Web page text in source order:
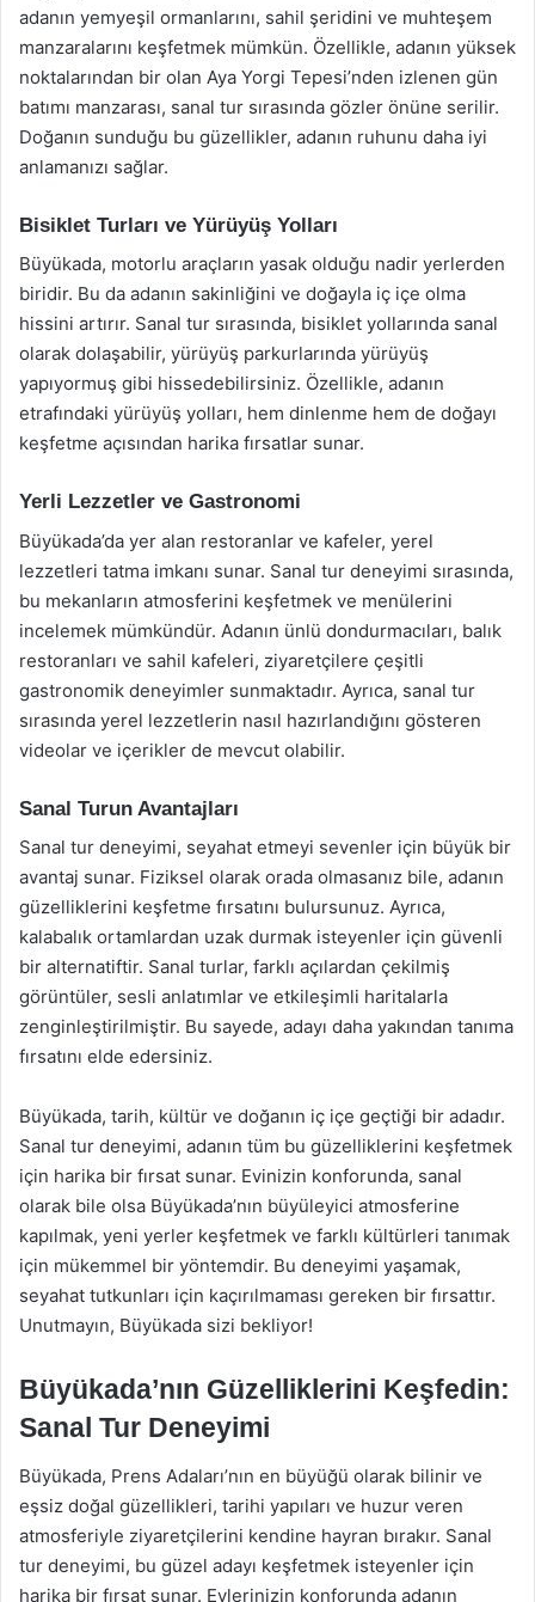
adanın yemyeşil ormanlarını, sahil şeridini ve muhteşem
manzaralarını keşfetmek mümkün. Özellikle, adanın yüksek
noktalarından bir olan Aya Yorgi Tepesi’nden izlenen gün
batımı manzarası, sanal tur sırasında gözler önüne serilir.
Doğanın sunduğu bu güzellikler, adanın ruhunu daha iyi
anlamanızı sağlar.
Bisiklet Turları ve Yürüyüş Yolları
Büyükada, motorlu araçların yasak olduğu nadir yerlerden
biridir. Bu da adanın sakinliğini ve doğayla iç içe olma
hissini artırır. Sanal tur sırasında, bisiklet yollarında sanal
olarak dolaşabilir, yürüyüş parkurlarında yürüyüş
yapıyormuş gibi hissedebilirsiniz. Özellikle, adanın
etrafındaki yürüyüş yolları, hem dinlenme hem de doğayı
keşfetme açısından harika fırsatlar sunar.
Yerli Lezzetler ve Gastronomi
Büyükada’da yer alan restoranlar ve kafeler, yerel
lezzetleri tatma imkanı sunar. Sanal tur deneyimi sırasında,
bu mekanların atmosferini keşfetmek ve menülerini
incelemek mümkündür. Adanın ünlü dondurmacıları, balık
restoranları ve sahil kafeleri, ziyaretçilere çeşitli
gastronomik deneyimler sunmaktadır. Ayrıca, sanal tur
sırasında yerel lezzetlerin nasıl hazırlandığını gösteren
videolar ve içerikler de mevcut olabilir.
Sanal Turun Avantajları
Sanal tur deneyimi, seyahat etmeyi sevenler için büyük bir
avantaj sunar. Fiziksel olarak orada olmasanız bile, adanın
güzelliklerini keşfetme fırsatını bulursunuz. Ayrıca,
kalabalık ortamlardan uzak durmak isteyenler için güvenli
bir alternatiftir. Sanal turlar, farklı açılardan çekilmiş
görüntüler, sesli anlatımlar ve etkileşimli haritalarla
zenginleştirilmiştir. Bu sayede, adayı daha yakından tanıma
fırsatını elde edersiniz.
Büyükada, tarih, kültür ve doğanın iç içe geçtiği bir adadır.
Sanal tur deneyimi, adanın tüm bu güzelliklerini keşfetmek
için harika bir fırsat sunar. Evinizin konforunda, sanal
olarak bile olsa Büyükada’nın büyüleyici atmosferine
kapılmak, yeni yerler keşfetmek ve farklı kültürleri tanımak
için mükemmel bir yöntemdir. Bu deneyimi yaşamak,
seyahat tutkunları için kaçırılmaması gereken bir fırsattır.
Unutmayın, Büyükada sizi bekliyor!
Büyükada’nın Güzelliklerini Keşfedin:
Sanal Tur Deneyimi
Büyükada, Prens Adaları’nın en büyüğü olarak bilinir ve
eşsiz doğal güzellikleri, tarihi yapıları ve huzur veren
atmosferiyle ziyaretçilerini kendine hayran bırakır. Sanal
tur deneyimi, bu güzel adayı keşfetmek isteyenler için
harika bir fırsat sunar. Evlerinizin konforunda adanın